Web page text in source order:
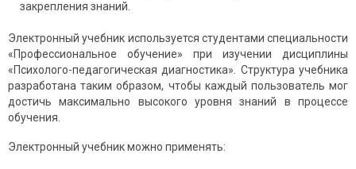
закрепления знаний.
Электронный учебник используется студентами специальности
«Профессиональное обучение» при изучении дисциплины
«Психолого-педагогическая диагностика». Структура учебника
разработана таким образом, чтобы каждый пользователь мог
достичь максимально высокого уровня знаний в процессе
обучения.
Электронный учебник можно применять: